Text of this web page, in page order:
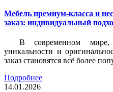
Мебель премиум-класса и
заказ: индивидуальный
В современном
уникальности и
заказ становятся всё более
Подробнее
14.01.2026